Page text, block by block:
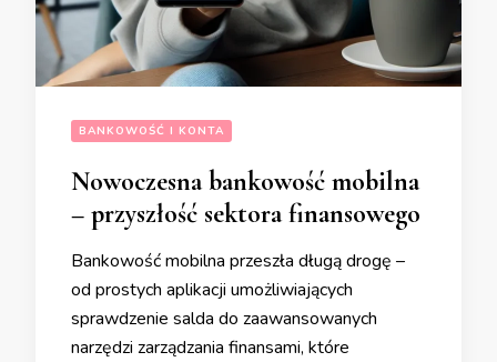
BANKOWOŚĆ I KONTA
Nowoczesna bankowość mobilna
– przyszłość sektora finansowego
Bankowość mobilna przeszła długą drogę –
od prostych aplikacji umożliwiających
sprawdzenie salda do zaawansowanych
narzędzi zarządzania finansami, które